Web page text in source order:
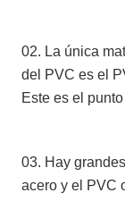
02. La única
del PVC es el
Este es el
03. Hay
acero y el PVC